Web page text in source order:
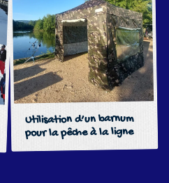
Utilisation d’un barnum
pour la pêche à la ligne